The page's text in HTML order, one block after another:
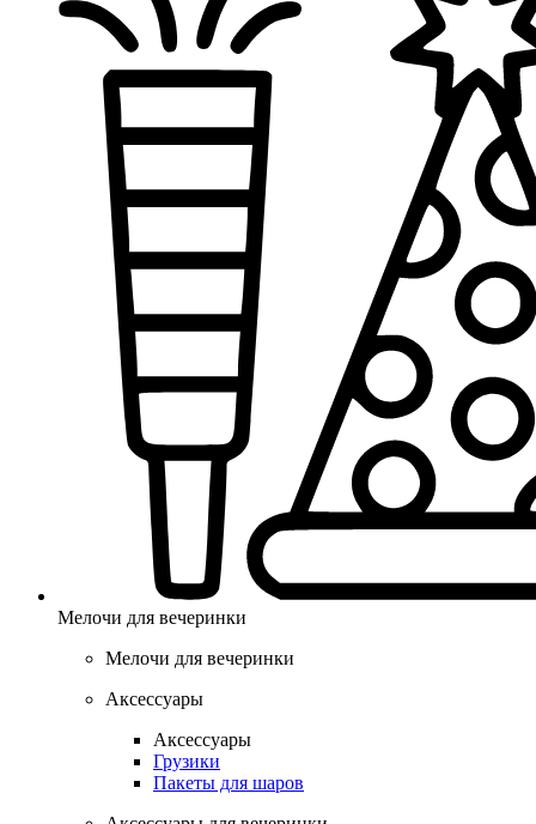
Мелочи для вечеринки
Мелочи для вечеринки
Аксессуары
Аксессуары
Грузики
Пакеты для шаров